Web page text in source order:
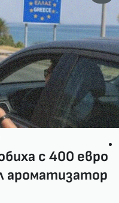
с 400 евро
ароматизатор